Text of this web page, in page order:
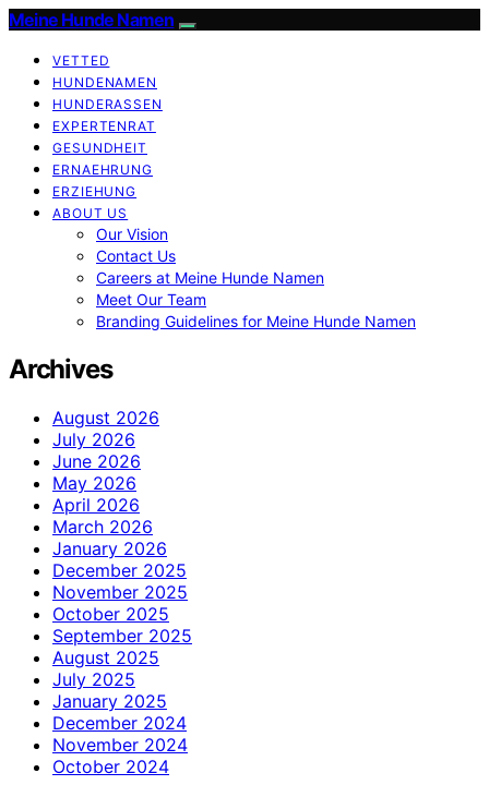
Meine Hunde Namen
VETTED
HUNDENAMEN
HUNDERASSEN
EXPERTENRAT
GESUNDHEIT
ERNAEHRUNG
ERZIEHUNG
ABOUT US
Our Vision
Contact Us
Careers at Meine Hunde Namen
Meet Our Team
Branding Guidelines for Meine Hunde Namen
Archives
August 2026
July 2026
June 2026
May 2026
April 2026
March 2026
January 2026
December 2025
November 2025
October 2025
September 2025
August 2025
July 2025
January 2025
December 2024
November 2024
October 2024